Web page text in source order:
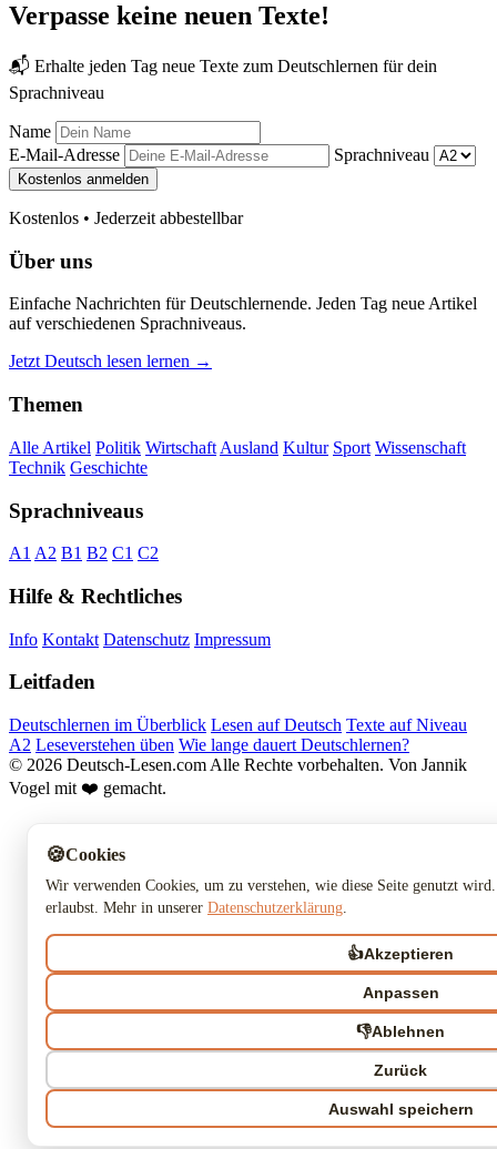
Verpasse keine neuen Texte!
📬 Erhalte jeden Tag neue Texte zum Deutschlernen für dein
Sprachniveau
Name
E-Mail-Adresse
Sprachniveau
Kostenlos anmelden
Kostenlos • Jederzeit abbestellbar
Über uns
Einfache Nachrichten für Deutschlernende. Jeden Tag neue Artikel
auf verschiedenen Sprachniveaus.
Jetzt Deutsch lesen lernen →
Themen
Alle Artikel Politik Wirtschaft Ausland Kultur Sport Wissenschaft
Technik Geschichte
Sprachniveaus
A1 A2 B1 B2 C1 C2
Hilfe & Rechtliches
Info Kontakt Datenschutz Impressum
Leitfaden
Deutschlernen im Überblick Lesen auf Deutsch Texte auf Niveau
A2 Leseverstehen üben Wie lange dauert Deutschlernen?
© 2026 Deutsch-Lesen.com Alle Rechte vorbehalten. Von Jannik
Vogel mit ❤️ gemacht.
🍪Cookies
Wir verwenden Cookies, um zu verstehen, wie diese Seite genutzt
erlaubst. Mehr in unserer Datenschutzerklärung
👍Akzeptieren
Anpassen
👎Ablehnen
Zurück
Auswahl speichern